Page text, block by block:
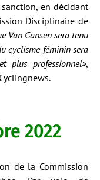
en décidant
Disciplinaire de
Van Gansen sera tenu
cyclisme féminin sera
plus professionnel»,
2022
de la Commission